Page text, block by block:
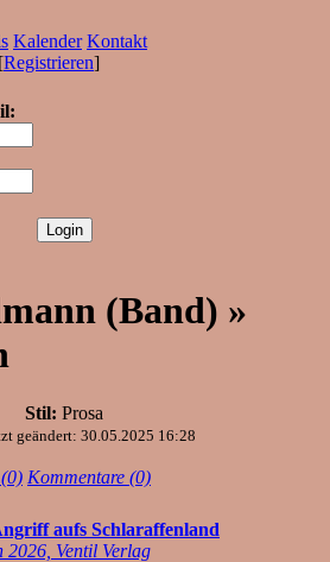
Kalender Kontakt
[Registrieren]
(Band) »
Stil: Prosa
geändert: 30.05.2025 16:28
Kommentare (0)
aufs Schlaraffenland
2026, Ventil Verlag